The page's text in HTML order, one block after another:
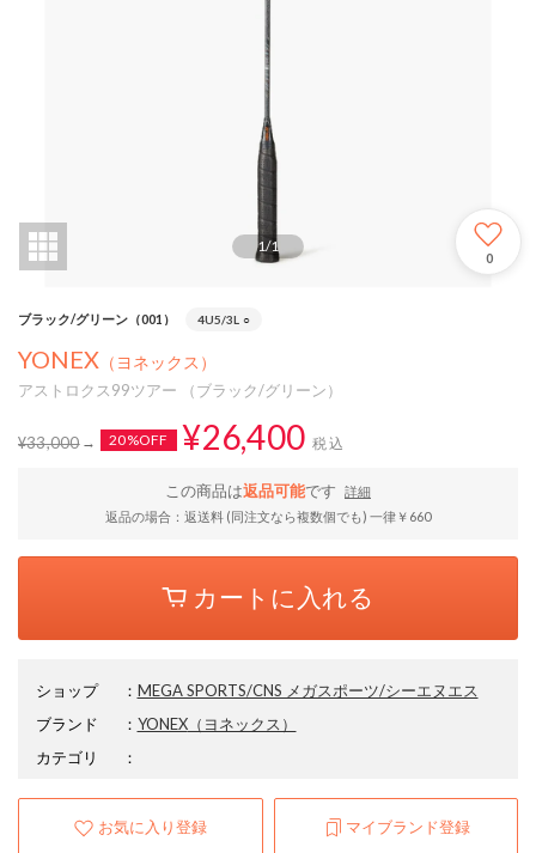
1/1
0
ブラック/グリーン（001） 4U5/3L ○
YONEX （ヨネックス）
アストロクス99ツアー （ブラック/グリーン）
¥33,000 20%OFF ¥26,400 税込
この商品は返品可能です
詳細
返品の場合：返送料 (同注文なら複数個でも) 一律￥660
カートに入れる
ショップ ： MEGA SPORTS/CNS メガスポーツ/シーエヌエス
ブランド
： YONEX（ヨネックス）
カテゴリ
：
お気に入り登録 マイブランド登録